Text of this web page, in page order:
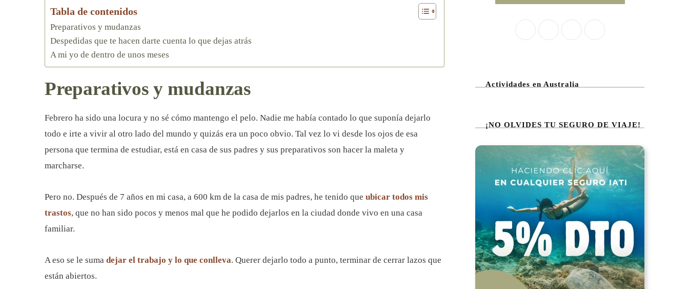
Tabla de contenidos
Preparativos y mudanzas
Despedidas que te hacen darte cuenta lo que dejas atrás
A mi yo de dentro de unos meses
Preparativos y mudanzas
Febrero ha sido una locura y no sé cómo mantengo el pelo. Nadie me había contado lo que suponía dejarlo
todo e irte a vivir al otro lado del mundo y quizás era un poco obvio. Tal vez lo vi desde los ojos de esa
persona que termina de estudiar, está en casa de sus padres y sus preparativos son hacer la maleta y
marcharse.
Pero no. Después de 7 años en mi casa, a 600 km de la casa de mis padres, he tenido que ubicar todos mis
trastos, que no han sido pocos y menos mal que he podido dejarlos en la ciudad donde vivo en una casa
familiar.
A eso se le suma dejar el trabajo y lo que conlleva. Querer dejarlo todo a punto, terminar de cerrar lazos que
están abiertos.
Actividades en Australia
¡NO OLVIDES TU SEGURO DE VIAJE!